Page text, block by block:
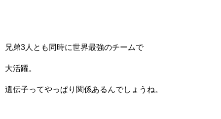
兄弟3人とも同時に世界最強のチームで
大活躍。
遺伝子ってやっぱり関係あるんでしょうね。